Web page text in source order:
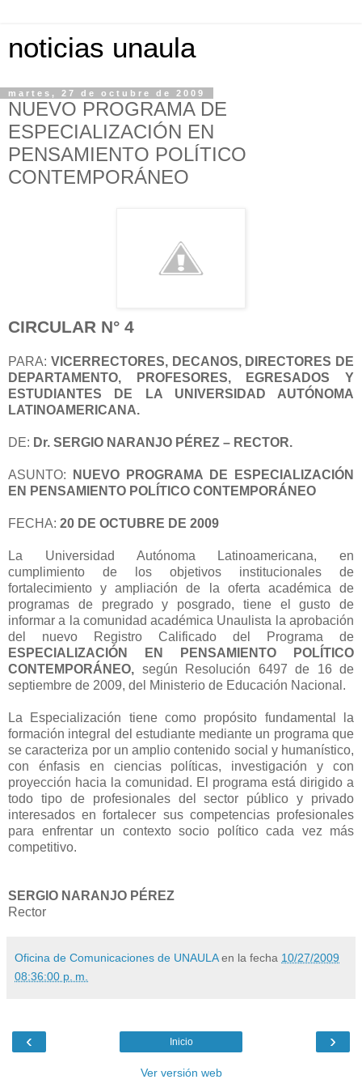
noticias unaula
martes, 27 de octubre de 2009
NUEVO PROGRAMA DE
ESPECIALIZACIÓN EN
PENSAMIENTO POLÍTICO
CONTEMPORÁNEO
CIRCULAR N° 4
PARA: VICERRECTORES, DECANOS, DIRECTORES DE
DEPARTAMENTO, PROFESORES, EGRESADOS Y
ESTUDIANTES DE LA UNIVERSIDAD AUTÓNOMA
LATINOAMERICANA.
DE: Dr. SERGIO NARANJO PÉREZ – RECTOR.
ASUNTO:
NUEVO PROGRAMA DE ESPECIALIZACIÓN
EN PENSAMIENTO POLÍTICO CONTEMPORÁNEO
FECHA: 20 DE OCTUBRE DE 2009
La Universidad Autónoma Latinoamericana, en
cumplimiento de los objetivos institucionales de
fortalecimiento y ampliación de la oferta académica de
programas de pregrado y posgrado, tiene el gusto de
informar a la comunidad académica Unaulista la aprobación
del nuevo Registro Calificado del Programa de
ESPECIALIZACIÓN EN PENSAMIENTO POLÍTICO
CONTEMPORÁNEO, según Resolución 6497 de 16 de
septiembre de 2009, del Ministerio de Educación Nacional.
La Especialización tiene como propósito fundamental la
formación integral del estudiante mediante un programa que
se caracteriza por un amplio contenido social y humanístico,
con énfasis en ciencias políticas, investigación y con
proyección hacia la comunidad. El programa está dirigido a
todo tipo de profesionales del sector público y privado
interesados en fortalecer sus competencias profesionales
para enfrentar un contexto socio político cada vez más
competitivo.
SERGIO NARANJO PÉREZ
Rector
Oficina de Comunicaciones de UNAULA en la fecha 10/27/2009
08:36:00 p. m.
‹ ›
Inicio
Ver versión web